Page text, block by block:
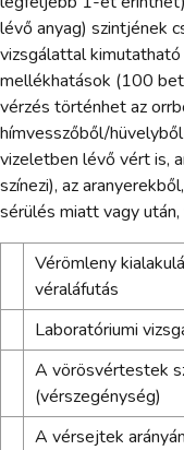
lévő anyag) szintjének
vizsgálattal
mellékhatások (100
vérzés történhet az
hímvesszőből/
vizeletben lévő vért is,
színezi), az
sérülés miatt vagy
Vérömleny
véraláfutás
Laboratóriumi
A vörösvértestek
(vérszegénység)
A vérsejtek